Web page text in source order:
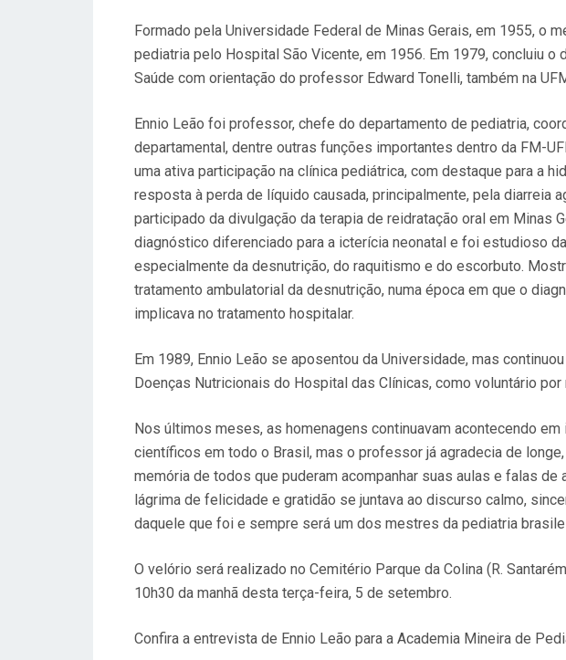
Formado pela Universidade Federal de Minas Gerais, em 1955, o
pediatria pelo Hospital São Vicente, em 1956. Em 1979, concluiu o
Saúde com orientação do professor Edward Tonelli, também na
Ennio Leão foi professor, chefe do departamento de pediatria,
departamental, dentre outras funções importantes dentro da FM-
uma ativa participação na clínica pediátrica, com destaque para a
resposta à perda de líquido causada, principalmente, pela diarreia
participado da divulgação da terapia de reidratação oral em Minas
diagnóstico diferenciado para a icterícia neonatal e foi estudioso
especialmente da desnutrição, do raquitismo e do escorbuto.
tratamento ambulatorial da desnutrição, numa época em que o
implicava no tratamento hospitalar.
Em 1989, Ennio Leão se aposentou da Universidade, mas
Doenças Nutricionais do Hospital das Clínicas, como voluntário por
Nos últimos meses, as homenagens continuavam acontecendo
científicos em todo o Brasil, mas o professor já agradecia de
memória de todos que puderam acompanhar suas aulas e falas de
lágrima de felicidade e gratidão se juntava ao discurso calmo,
daquele que foi e sempre será um dos mestres da pediatria
O velório será realizado no Cemitério Parque da Colina (R.
10h30 da manhã desta terça-feira, 5 de setembro.
Confira a entrevista de Ennio Leão para a Academia Mineira de